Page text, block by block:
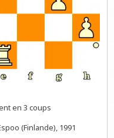
en 3 coups
(Finlande), 1991